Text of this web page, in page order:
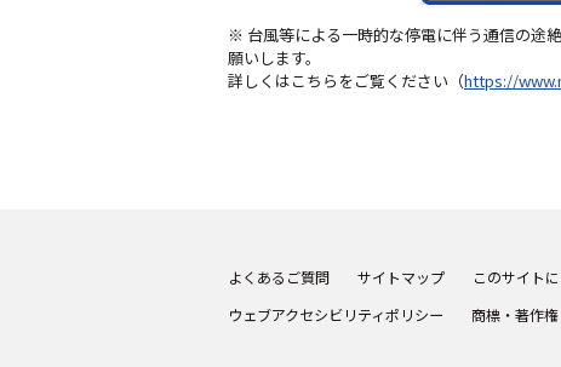
※ 台風等による一時的な停電に伴う通信の途
願いします。
詳しくはこちらをご覧ください（https://
よくあるご質問 サイトマップ このサイト
ウェブアクセシビリティポリシー
商標・著作権